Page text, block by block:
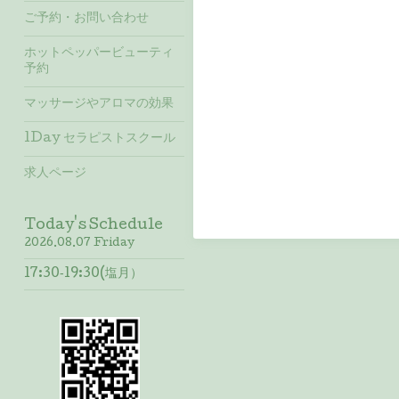
ご予約・お問い合わせ
ホットペッパービューティ
予約
マッサージやアロマの効果
1Day セラピストスクール
求人ページ
Today's Schedule
2026.08.07 Friday
17:30‐19:30(塩月）